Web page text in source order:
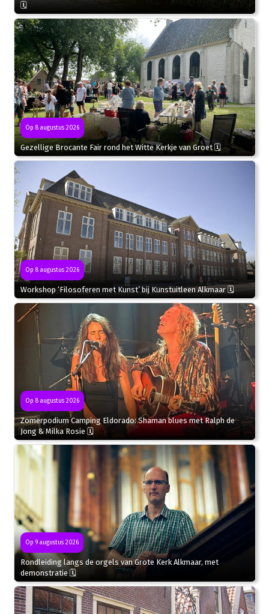
🗓
Op 8 augustus 2026
Gezellige Brocante Fair rond het Witte Kerkje van Groet 🗓
Op 8 augustus 2026
Workshop ‘Filosoferen met Kunst’ bij Kunstuitleen Alkmaar 🗓
Op 8 augustus 2026
Zomerpodium Camping Eldorado: Shaman blues met Ralph de
Jong & Milka Rosie 🗓
Op 9 augustus 2026
Rondleiding langs de orgels van Grote Kerk Alkmaar, met
demonstratie 🗓